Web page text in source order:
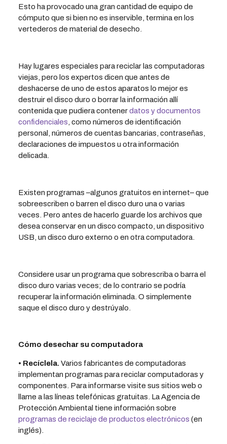
Esto ha provocado una gran cantidad de equipo de
cómputo que si bien no es inservible, termina en los
vertederos de material de desecho.
Hay lugares especiales para reciclar las computadoras
viejas, pero los expertos dicen que antes de
deshacerse de uno de estos aparatos lo mejor es
destruir el disco duro o borrar la información allí
contenida que pudiera contenerdatos y documentos
confidenciales , como números de identificación
personal, números de cuentas bancarias, contraseñas,
declaraciones de impuestos u otra información
delicada.
Existen programas –algunos gratuitos en internet– que
sobreescriben o barren el disco duro una o varias
veces. Pero antes de hacerlo guarde los archivos que
desea conservar en un disco compacto, un dispositivo
USB, un disco duro externo o en otra computadora.
Considere usar un programa que sobrescriba o barra el
disco duro varias veces; de lo contrario se podría
recuperar la información eliminada. O simplemente
saque el disco duro y destrúyalo.
Cómo desechar su computadora
• Recíclela. Varios fabricantes de computadoras
implementan programas para reciclar computadoras y
componentes. Para informarse visite sus sitios web o
llame a las líneas telefónicas gratuitas. La Agencia de
Protección Ambiental tiene información sobre
programas de reciclaje de productos electrónicos (en
inglés).